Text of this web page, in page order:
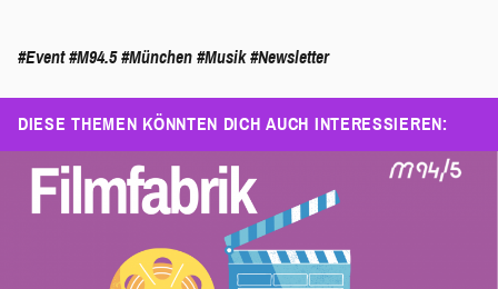
#Event #M94.5 #München #Musik #Newsletter
DIESE THEMEN KÖNNTEN DICH AUCH INTERESSIEREN: